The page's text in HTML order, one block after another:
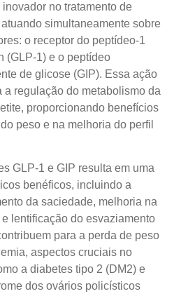
no tratamento de
simultaneamente sobre
o receptor do peptídeo-1
(GLP-1) e o peptídeo
de glicose (GIP). Essa ação
a regulação do metabolismo da
proporcionando benefícios
peso e na melhoria do perfil
GLP-1 e GIP resulta em uma
benéficos, incluindo a
da saciedade, melhoria na
lentificação do esvaziamento
para a perda de peso
aspectos cruciais no
a diabetes tipo 2 (DM2) e
dos ovários policísticos